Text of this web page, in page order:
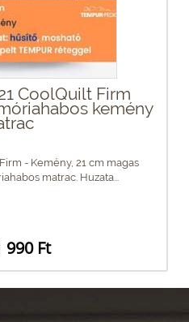
CoolQuilt Firm
kemény
- Kemény, 21 cm magas
matrac. Huzata...
990 Ft